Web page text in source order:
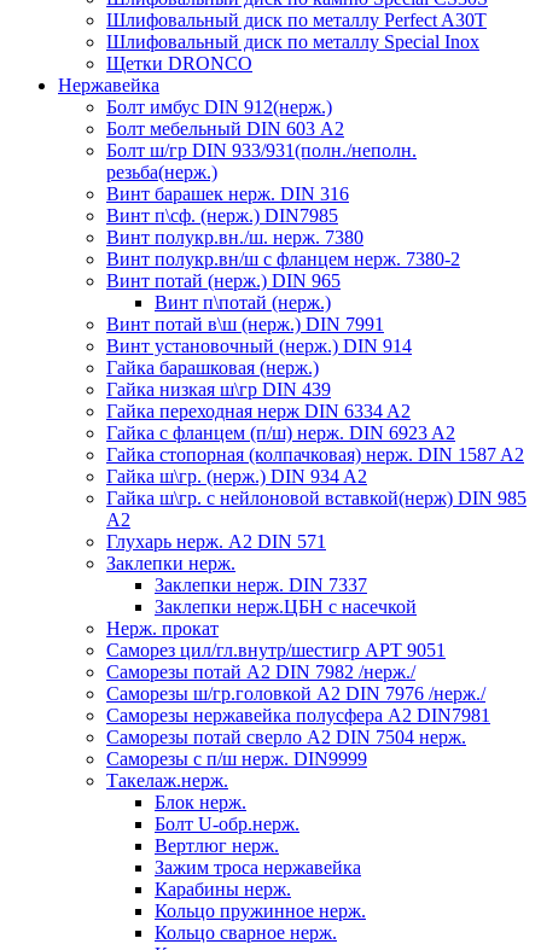
Шлифовальный диск по металлу Perfect A30T
Шлифовальный диск по металлу Special Inox
Щетки DRONCO
Нержавейка
Болт имбус DIN 912(нерж.)
Болт мебельный DIN 603 А2
Болт ш/гр DIN 933/931(полн./неполн.
резьба(нерж.)
Винт барашек нерж. DIN 316
Винт п\сф. (нерж.) DIN7985
Винт полукр.вн./ш. нерж. 7380
Винт полукр.вн/ш с фланцем нерж. 7380-2
Винт потай (нерж.) DIN 965
Винт п\потай (нерж.)
Винт потай в\ш (нерж.) DIN 7991
Винт установочный (нерж.) DIN 914
Гайка барашковая (нерж.)
Гайка низкая ш\гр DIN 439
Гайка переходная нерж DIN 6334 A2
Гайка с фланцем (п/ш) нерж. DIN 6923 A2
Гайка стопорная (колпачковая) нерж. DIN 1587 A2
Гайка ш\гр. (нерж.) DIN 934 A2
Гайка ш\гр. с нейлоновой вставкой(нерж) DIN 985
A2
Глухарь нерж. А2 DIN 571
Заклепки нерж.
Заклепки нерж. DIN 7337
Заклепки нерж.ЦБН с насечкой
Нерж. прокат
Саморез цил/гл.внутр/шестигр АРТ 9051
Саморезы потай А2 DIN 7982 /нерж./
Саморезы ш/гр.головкой А2 DIN 7976 /нерж./
Саморезы нержавейка полусфера А2 DIN7981
Саморезы потай сверло А2 DIN 7504 нерж.
Саморезы с п/ш нерж. DIN9999
Такелаж.нерж.
Блок нерж.
Болт U-обр.нерж.
Вертлюг нерж.
Зажим троса нержавейка
Карабины нерж.
Кольцо пружинное нерж.
Кольцо сварное нерж.